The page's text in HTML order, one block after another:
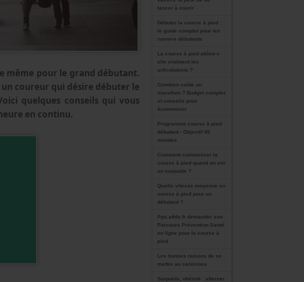
même pour le grand débutant.
coureur qui désire débuter le
quelques conseils qui vous
en continu.
lancer à courir
Débuter la course à pied :
le guide complet pour les
runners débutants
La course à pied abîme-t-
elle vraiment les
articulations ?
Combien coûte un
marathon ? Budget complet
et conseils pour
économiser
Programme course à pied
débutant - Objectif 45
minutes
Comment commencer la
course à pied quand on est
en surpoids ?
Quelle vitesse moyenne en
course à pied pour un
débutant ?
Pps.athle.fr demander son
Parcours Prévention Santé
en ligne pour la course à
pied
Les bonnes raisons de se
mettre au canicross
Surpoids, obésité : alterner